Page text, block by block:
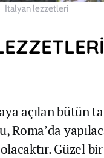
İtalyan lezzetleri
açılan bütün
Roma’da
Güzel bir